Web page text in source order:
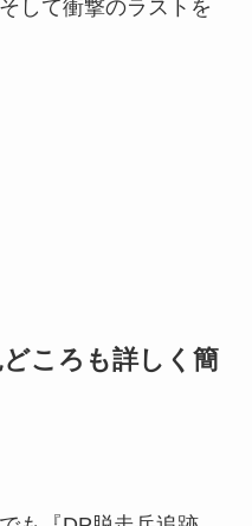
して衝撃のラストを
ころも詳しく簡